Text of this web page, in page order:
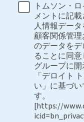
トムソン・
メントに記
人情報デー
顧客関係管
のデータを
ることに同
グループに開
「デロイト
い」に基づ
す。
[https://